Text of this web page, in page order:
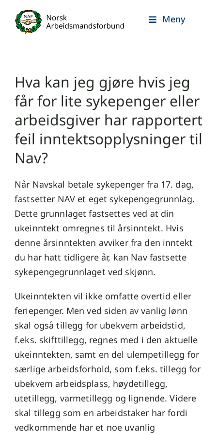
content
Meny
Hva kan jeg gjøre hvis jeg
får for lite sykepenger eller
arbeidsgiver har rapportert
feil inntektsopplysninger til
Nav?
Når Navskal betale sykepenger fra 17. dag,
fastsetter NAV et eget sykepengegrunnlag.
Dette grunnlaget fastsettes ved at din
ukeinntekt omregnes til årsinntekt. Hvis
denne årsinntekten avviker fra den inntekt
du har hatt tidligere år, kan Nav fastsette
sykepengegrunnlaget ved skjønn.
Ukeinntekten vil ikke omfatte overtid eller
feriepenger. Men ved siden av vanlig lønn
skal også tillegg for ubekvem arbeidstid,
f.eks. skifttillegg, regnes med i den aktuelle
ukeinntekten, samt en del ulempetillegg for
særlige arbeidsforhold, som f.eks. tillegg for
ubekvem arbeidsplass, høydetillegg,
utetillegg, varmetillegg og lignende. Videre
skal tillegg som en arbeidstaker har fordi
vedkommende har et noe uvanlig